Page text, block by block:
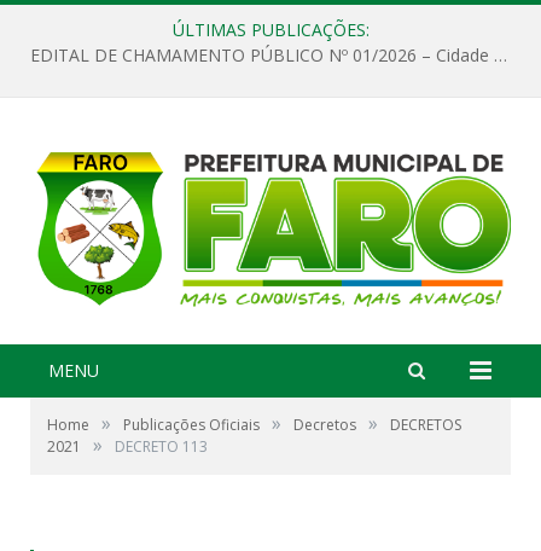
ÚLTIMAS PUBLICAÇÕES:
EDITAL DE CHAMAMENTO PÚBLICO Nº 01/2026 – Cidade de Faro
MENU
Home » Publicações Oficiais » Decretos »
DECRETOS
2021
» DECRETO 113